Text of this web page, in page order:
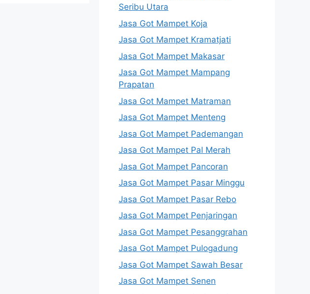
Seribu Utara
Jasa Got Mampet Koja
Jasa Got Mampet Kramatjati
Jasa Got Mampet Makasar
Jasa Got Mampet Mampang
Prapatan
Jasa Got Mampet Matraman
Jasa Got Mampet Menteng
Jasa Got Mampet Pademangan
Jasa Got Mampet Pal Merah
Jasa Got Mampet Pancoran
Jasa Got Mampet Pasar Minggu
Jasa Got Mampet Pasar Rebo
Jasa Got Mampet Penjaringan
Jasa Got Mampet Pesanggrahan
Jasa Got Mampet Pulogadung
Jasa Got Mampet Sawah Besar
Jasa Got Mampet Senen